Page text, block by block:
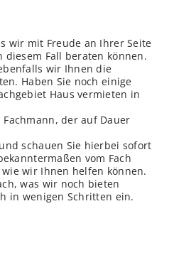
wir mit Freude an Ihrer Seite
diesem Fall beraten können.
wir Ihnen die
Haben Sie noch einige
Haus vermieten in
der auf Dauer
schauen Sie hierbei sofort
vom Fach
wir Ihnen helfen können.
was wir noch bieten
in wenigen Schritten ein.